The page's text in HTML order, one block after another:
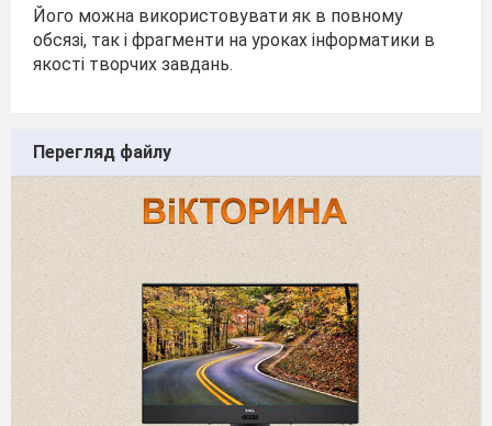
Його можна використовувати як в повному
обсязі, так і фрагменти на уроках інформатики в
якості творчих завдань.
Перегляд файлу